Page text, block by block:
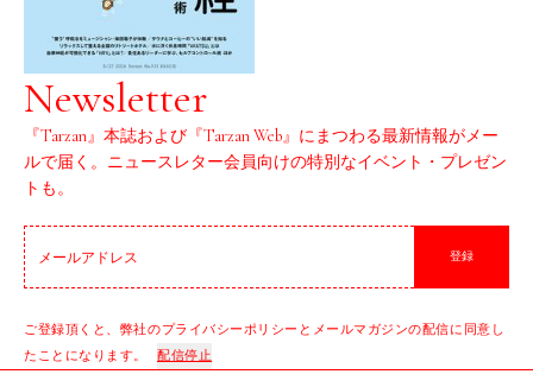
Newsletter
『Tarzan』本誌および『Tarzan Web』にまつわる最新情報がメー
ルで届く。ニュースレター会員向けの特別なイベント・プレゼン
トも。
登録
ご登録頂くと、弊社のプライバシーポリシーとメールマガジンの配信に同意し
たことになります。
配信停止